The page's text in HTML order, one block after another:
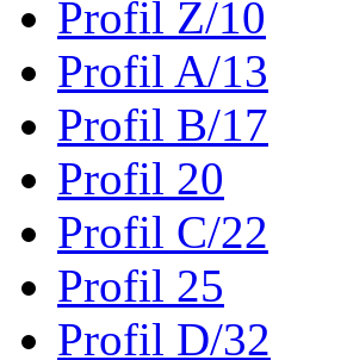
Profil Z/10
Profil A/13
Profil B/17
Profil 20
Profil C/22
Profil 25
Profil D/32